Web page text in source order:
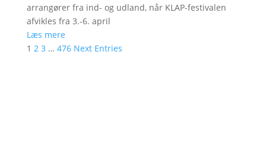
arrangører fra ind- og udland, når KLAP-festivalen
afvikles fra 3.-6. april
Læs mere
1 2 3 … 476 Next Entries